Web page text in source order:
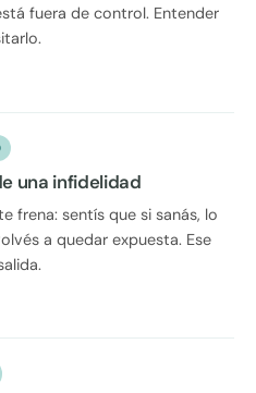
fuera de control. Entender
una infidelidad
frena: sentís que si sanás, lo
a quedar expuesta. Ese